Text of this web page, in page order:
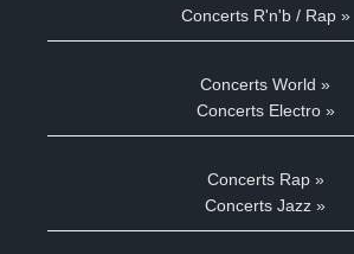
Concerts R'n'b / Rap »
Concerts World »
Concerts Electro »
Concerts Rap »
Concerts Jazz »